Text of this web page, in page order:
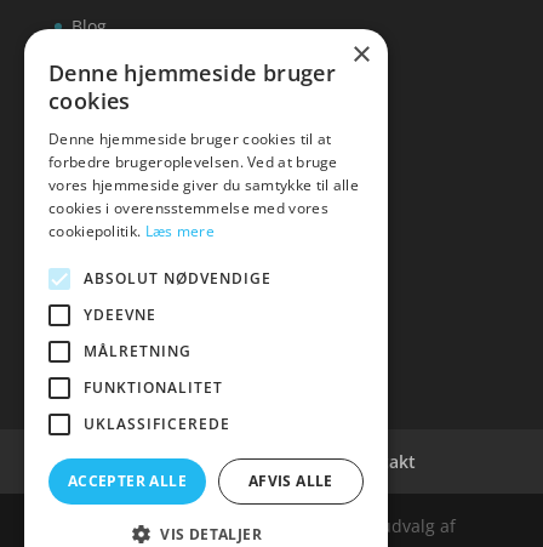
Blog
Kontakt
hvidevaremagasinet
Tlf: 7876 8672
Mail:
Cookie- og privatlivspolitik Kontakt
Denne hjemmeside samler et bredt udvalg af
×
Denne hjemmeside bruger
cookies
Denne hjemmeside bruger cookies til at
forbedre brugeroplevelsen. Ved at bruge
vores hjemmeside giver du samtykke til alle
cookies i overensstemmelse med vores
cookiepolitik. Læs mere
ABSOLUT NØDVENDIGE
YDEEVNE
MÅLRETNING
FUNKTIONALITET
UKLASSIFICEREDE
ACCEPTER ALLE AFVIS ALLE
VIS DETALJER